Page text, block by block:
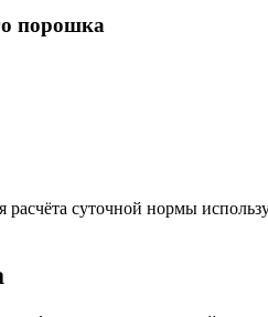
порошка
суточной нормы